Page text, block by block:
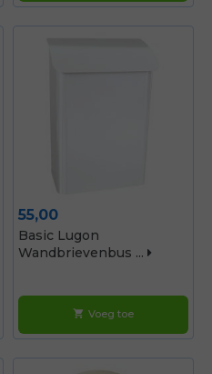
Prijs
55,00
Basic Lugon
Wandbrievenbus ...
shopping_cart Voeg toe